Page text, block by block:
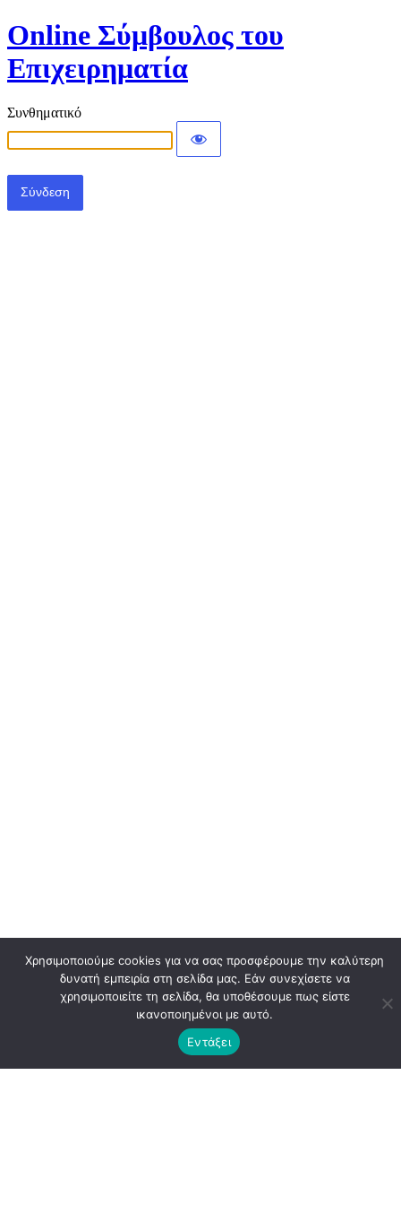
Online Σύμβουλος του
Επιχειρηματία
Συνθηματικό
Χρησιμοποιούμε cookies για να σας προσφέρουμε την καλύτερη
δυνατή εμπειρία στη σελίδα μας. Εάν συνεχίσετε να
χρησιμοποιείτε τη σελίδα, θα υποθέσουμε πως είστε
ικανοποιημένοι με αυτό.
Εντάξει